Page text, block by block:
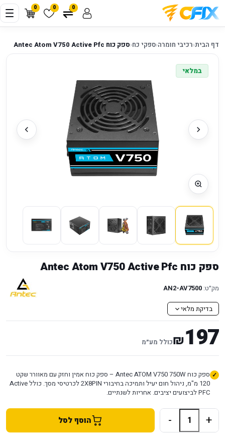
0 0 0
דף הבית‹רכיבי חומרה‹ספקי כח‹ספק כוח Antec Atom V750 Active Pfc
במלאי
ספק כוח Antec Atom V750 Active Pfc
מק״ט: AN2-AV7500
בדיקת מלאי
197
₪כולל מע״מ
ספק כוח Antec ATOM V750 750W – ספק כוח אמין וחזק עם מאוורר שקט
120 מ"מ, ניהול חום יעיל ותמיכה בחיבורי 2X8PIN לכרטיסי מסך. כולל Active
PFC לביצועים יציבים. אחריות לשנתיים.
+
- הוסף לסל